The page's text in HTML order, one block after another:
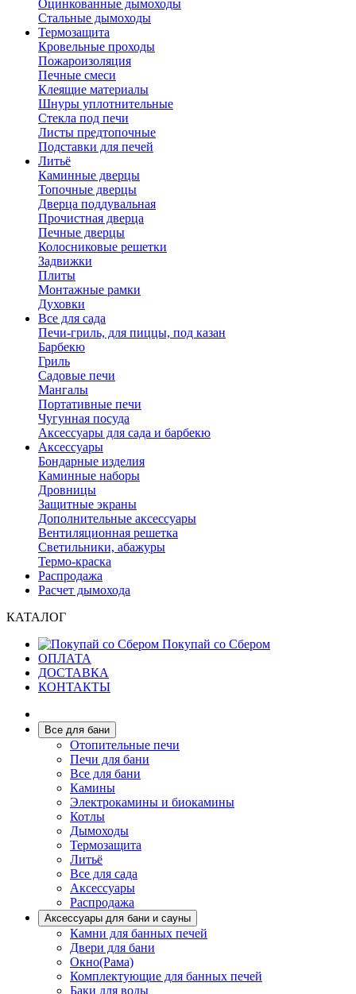
Оцинкованные дымоходы
Стальные дымоходы
Термозащита
Кровельные проходы
Пожароизоляция
Печные смеси
Клеящие материалы
Шнуры уплотнительные
Стекла под печи
Листы предтопочные
Подставки для печей
Литьё
Каминные дверцы
Топочные дверцы
Дверца поддувальная
Прочистная дверца
Печные дверцы
Колосниковые решетки
Задвижки
Плиты
Монтажные рамки
Духовки
Все для сада
Печи-гриль, для пиццы, под казан
Барбекю
Гриль
Садовые печи
Мангалы
Портативные печи
Чугунная посуда
Аксессуары для сада и барбекю
Аксессуары
Бондарные изделия
Каминные наборы
Дровницы
Защитные экраны
Дополнительные аксессуары
Вентиляционная решетка
Светильники, абажуры
Термо-краска
Распродажа
Расчет дымохода
КАТАЛОГ
Покупай со Сбером
ОПЛАТА
ДОСТАВКА
КОНТАКТЫ
Все для бани
Отопительные печи
Печи для бани
Все для бани
Камины
Электрокамины и биокамины
Котлы
Дымоходы
Термозащита
Литьё
Все для сада
Аксессуары
Распродажа
Аксессуары для бани и сауны
Камни для банных печей
Двери для бани
Окно(Рама)
Комплектующие для банных печей
Баки для воды